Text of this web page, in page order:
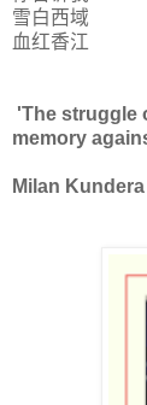
雪白西域
血红香江
'The struggle
memory
Milan Kundera